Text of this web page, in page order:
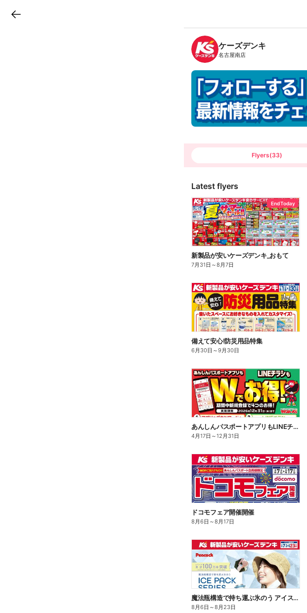
B
n
c
h
T
ケーズデンキ
名古屋南店
Flyers(33)
Latest flyers
End Today
新製品が安いケーズデンキ_おもて
7月31日 ～8月7日
備えて安心!防災用品特集
6月30日 ～9月30日
あんしんパスポートアプリもLINEチラシもWでお得!
4月17日 ～12月31日
ドコモフェア開催開催
8月6日 ～8月17日
魔法瓶構造で持ち運ぶ氷のう アイスパックシリーズ
8月6日 ～8月23日